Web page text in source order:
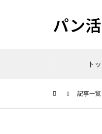
パン活
ト
記事一覧